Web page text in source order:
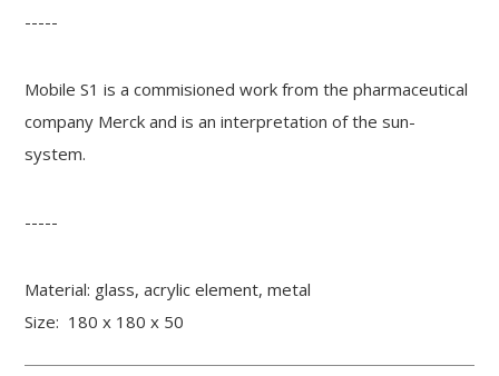
-----
Mobile S1 is a commisioned work from the pharmaceutical
company Merck and is an interpretation of the sun-
system.
-----
Material: glass, acrylic element, metal
Size: 180 x 180 x 50